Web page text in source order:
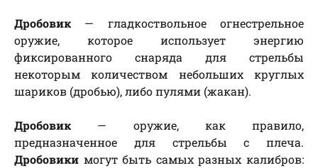
Дробовик — гладкоствольное огнестрельное
оружие, которое использует энергию
фиксированного снаряда для стрельбы
некоторым количеством небольших круглых
шариков (дробью), либо пулями (жакан).
Дробовик — оружие, как правило,
предназначенное для стрельбы с плеча.
Дробовики могут быть самых разных калибров: